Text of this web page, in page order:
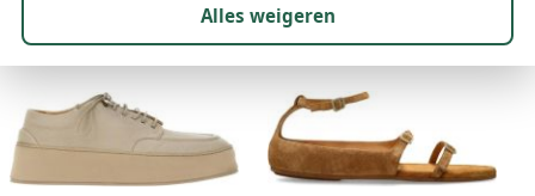
106 resultaten:
Alles weigeren